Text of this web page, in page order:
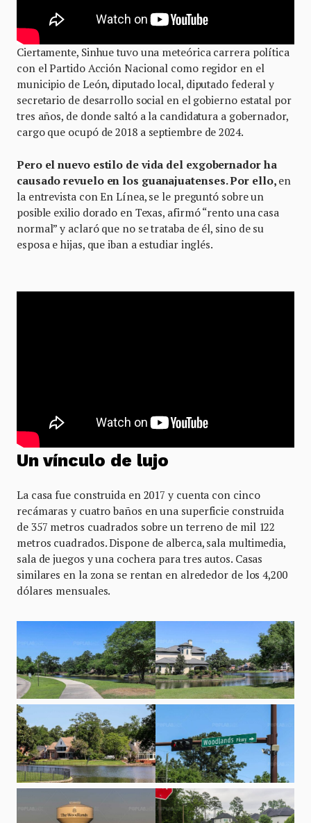
Ciertamente, Sinhue tuvo una meteórica carrera política
con el Partido Acción Nacional como regidor en el
municipio de León, diputado local, diputado federal y
secretario de desarrollo social en el gobierno estatal por
tres años, de donde saltó a la candidatura a gobernador,
cargo que ocupó de 2018 a septiembre de 2024.
Pero el nuevo estilo de vida del exgobernador ha
causado revuelo en los guanajuatenses. Por ello, en
la entrevista con En Línea, se le preguntó sobre un
posible exilio dorado en Texas, afirmó “rento una casa
normal” y aclaró que no se trataba de él, sino de su
esposa e hijas, que iban a estudiar inglés.
Un vínculo de lujo
La casa fue construida en 2017 y cuenta con cinco
recámaras y cuatro baños en una superficie construida
de 357 metros cuadrados sobre un terreno de mil 122
metros cuadrados. Dispone de alberca, sala multimedia,
sala de juegos y una cochera para tres autos. Casas
similares en la zona se rentan en alrededor de los 4,200
dólares mensuales.